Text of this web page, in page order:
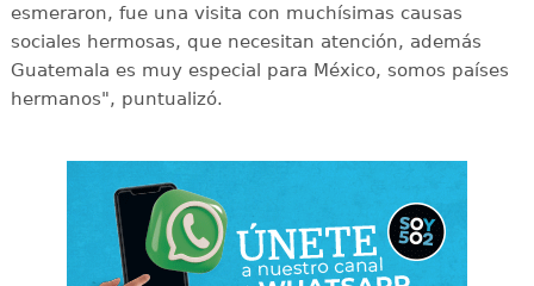
esmeraron, fue una visita con muchísimas causas
sociales hermosas, que necesitan atención, además
Guatemala es muy especial para México, somos países
hermanos", puntualizó.